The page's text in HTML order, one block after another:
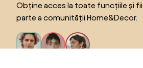
Obține acces la toate funcțiile și fii
parte a comunității Home&Decor.